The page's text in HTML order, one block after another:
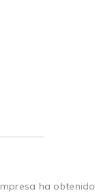
ha